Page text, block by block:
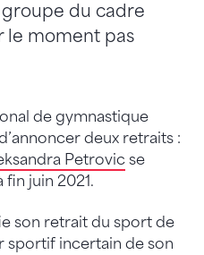
du cadre
le moment pas
de gymnastique
deux retraits :
Petrovic se
juin 2021.
son retrait du sport de
sportif incertain de son